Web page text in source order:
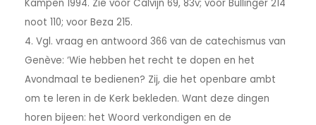
Kampen 1994. Zie voor Calvijn 69, 83v; voor Bullinger 214
noot 110; voor Beza 215.
4. Vgl. vraag en antwoord 366 van de catechismus van
Genève: ‘Wie hebben het recht te dopen en het
Avondmaal te bedienen? Zij, die het openbare ambt
om te leren in de Kerk bekleden. Want deze dingen
horen bijeen: het Woord verkondigen en de